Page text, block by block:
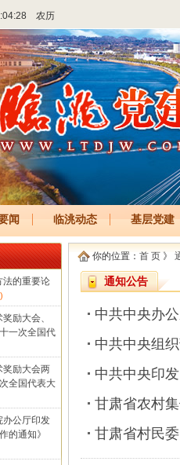
农历
闻 临洮动态 基层党建
法的重要论
励大会、
一次全国代
奖励大会两
全国代表大
办公厅印发
的通知》
你的位置： 首 页 》
通知公告
中共中央办
中共中央组
中共中央印
甘肃省农村
甘肃省村民